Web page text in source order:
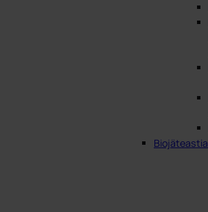
Biojäteastia